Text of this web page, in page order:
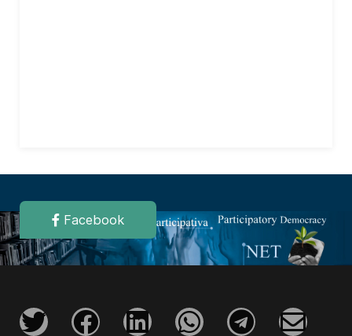
Facebook